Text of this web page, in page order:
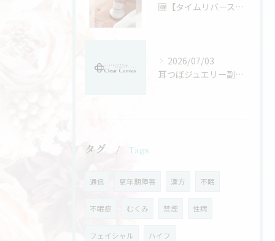
🆕【タイムリバースボディプラン】👙
2026/07/03
耳つぼジュエリー副業の現実的な活用パターンと自分に合う働き方の見つけ方
タグ Tags
通信 更年期障害 漢方 不眠
不眠症 むくみ 禁煙 性病
フェイシャル ハイフ